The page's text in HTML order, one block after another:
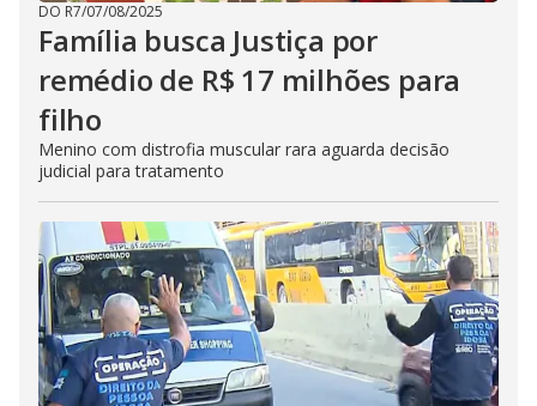
DO R7/07/08/2025
Família busca Justiça por
remédio de R$ 17 milhões para
filho
Menino com distrofia muscular rara aguarda decisão
judicial para tratamento